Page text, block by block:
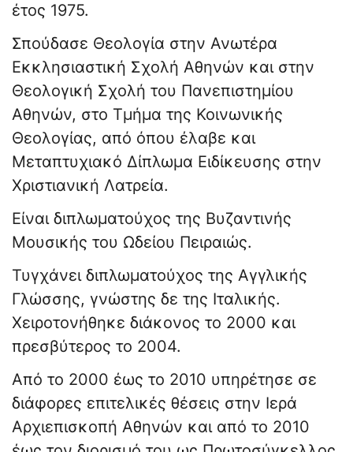
έτος 1975.
Σπούδασε Θεολογία στην Ανωτέρα
Εκκλησιαστική Σχολή Αθηνών και στην
Θεολογική Σχολή του Πανεπιστημίου
Αθηνών, στο Τμήμα της Κοινωνικής
Θεολογίας, από όπου έλαβε και
Μεταπτυχιακό Δίπλωμα Ειδίκευσης στην
Χριστιανική Λατρεία.
Είναι διπλωματούχος της Βυζαντινής
Μουσικής του Ωδείου Πειραιώς.
Τυγχάνει διπλωματούχος της Αγγλικής
Γλώσσης, γνώστης δε της Ιταλικής.
Χειροτονήθηκε διάκονος το 2000 και
πρεσβύτερος το 2004.
Από το 2000 έως το 2010 υπηρέτησε σε
διάφορες επιτελικές θέσεις στην Ιερά
Αρχιεπισκοπή Αθηνών και από το 2010